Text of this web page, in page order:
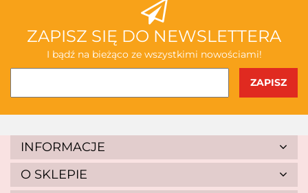
ABAKUS
AKSJOMAT
ZAPISZ SIĘ DO NEWSLETTERA
I bądź na bieżąco ze wszystkimi nowościami!
INFORMACJE
O SKLEPIE